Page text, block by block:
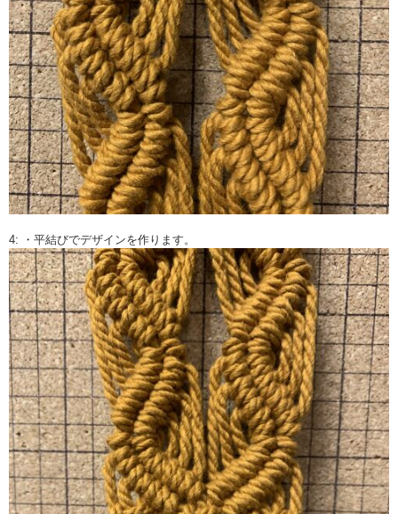
4: ・平結びでデザインを作ります。